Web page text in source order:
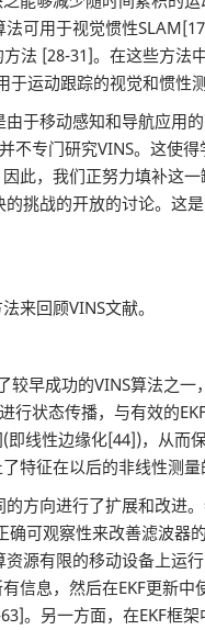
可用于视觉惯性
法 [28-31]。在这些方法
于运动跟踪的视觉和惯
移动感知和导航应用
不专门研究VINS。这使
此，我们正努力填补这
挑战的开放的讨论。这
回顾VINS文献。
成功的VINS算法之一
行状态传播，与有效的
线性边缘化[44])，从
特征在以后的非线性测
向进行了扩展和改进
确可观察性来改善滤波
源有限的移动设备上运
信息，然后在EKF更新
。另一方面，在EKF